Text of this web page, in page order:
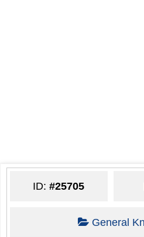
ID:#25705
General